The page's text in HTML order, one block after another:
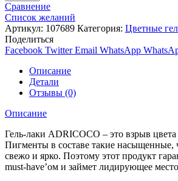
Сравнение
Список желаний
Артикул: 107689 Категория: Цветные
Поделиться
Facebook Twitter Email WhatsApp
Описание
Детали
Отзывы (0)
Описание
Гель-лаки ADRICOCO – это взрыв цвета
Пигменты в составе такие насыщенные,
свежо и ярко. Поэтому этот продукт
must-have’ом и займет лидирующее